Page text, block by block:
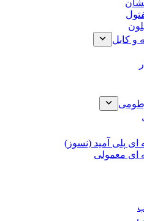
و کابل
ای پلی آمید (نسوز)
ای معمولی